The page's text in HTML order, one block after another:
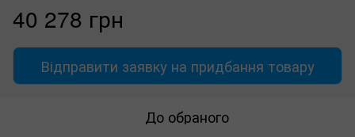
40 278 грн
Відправити заявку на придбання товару
До обраного